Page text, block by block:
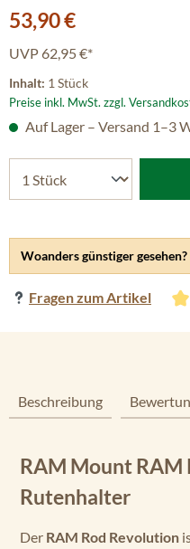
Durchschnittliche
Verkaufspreis:
53,90 €
UVP 62,95 €*
Inhalt: 1 Stück
Preise inkl. MwSt. zzgl.
Woanders günstiger gesehen?
Fragen zum Artikel
Auf Lager – Versand 1–3
Beschreibung
RAM Mount RAM
Rutenhalter
Der RAM Rod Revolution